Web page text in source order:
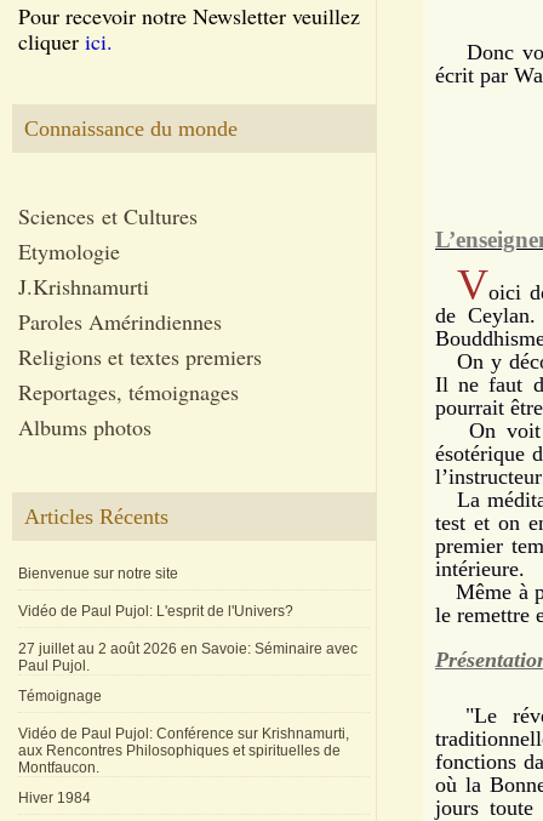
Pour recevoir notre Newsletter veuillez
cliquer ici.
Connaissance du monde
Sciences et Cultures
Etymologie
J.Krishnamurti
Paroles Amérindiennes
Religions et textes premiers
Reportages, témoignages
Albums photos
Articles Récents
Bienvenue sur notre site
Vidéo de Paul Pujol: L'esprit de l'Univers?
27 juillet au 2 août 2026 en Savoie: Séminaire avec
Paul Pujol.
Témoignage
Vidéo de Paul Pujol: Conférence sur Krishnamurti,
aux Rencontres Philosophiques et spirituelles de
Montfaucon.
Hiver 1984
Donc
écrit par
Voici
de
On y
Il ne faut
pourrait
On voit
ésotérique
La
test et on
premier
intérieure.
Même à
le remettre
"Le
fonctions
où la
jours